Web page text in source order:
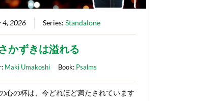
4, 2026 Series: Standalone
かずきは溢れる
Maki Umakoshi Book: Psalms
心の杯は、今どれほど満たされています